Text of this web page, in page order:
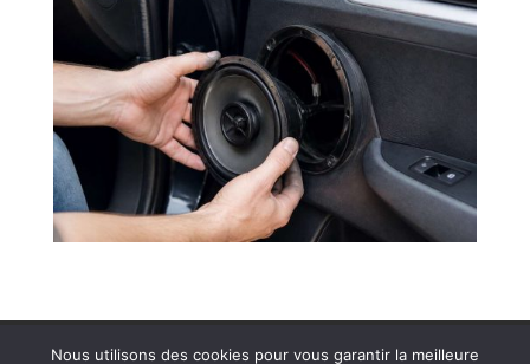
Contactez MDS Cinéson Plan de site
Nous utilisons des cookies pour vous garantir la meilleure